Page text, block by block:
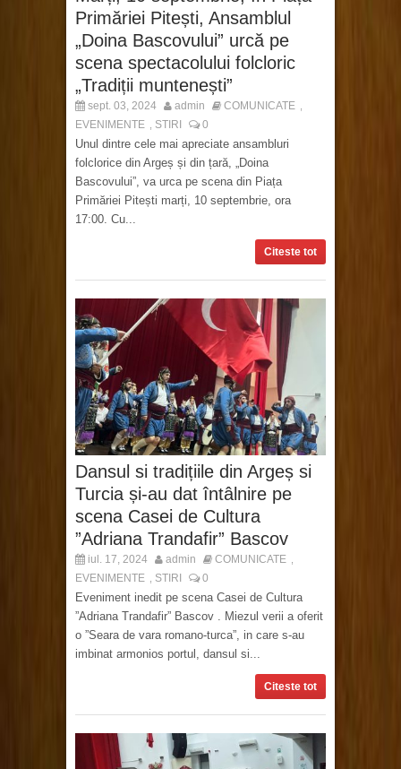
Primăriei Pitești, Ansamblul
„Doina Bascovului” urcă pe
scena spectacolului folcloric
„Tradiții muntenești”
sept. 03, 2024 admin COMUNICATE
EVENIMENTE STIRI 0
Unul dintre cele mai apreciate ansambluri
folclorice din Argeș și din țară, „Doina
Bascovului”, va urca pe scena din Piața
Primăriei Pitești marți, 10 septembrie, ora
17:00. Cu...
Citeste tot
Dansul si tradițiile din Argeș si
Turcia și-au dat întâlnire pe
scena Casei de Cultura
”Adriana Trandafir” Bascov
iul. 17, 2024 admin COMUNICATE
EVENIMENTE STIRI 0
Eveniment inedit pe scena Casei de Cultura
”Adriana Trandafir” Bascov . Miezul verii a oferit
o ”Seara de vara romano-turca”, in care s-au
imbinat armonios portul, dansul si...
Citeste tot